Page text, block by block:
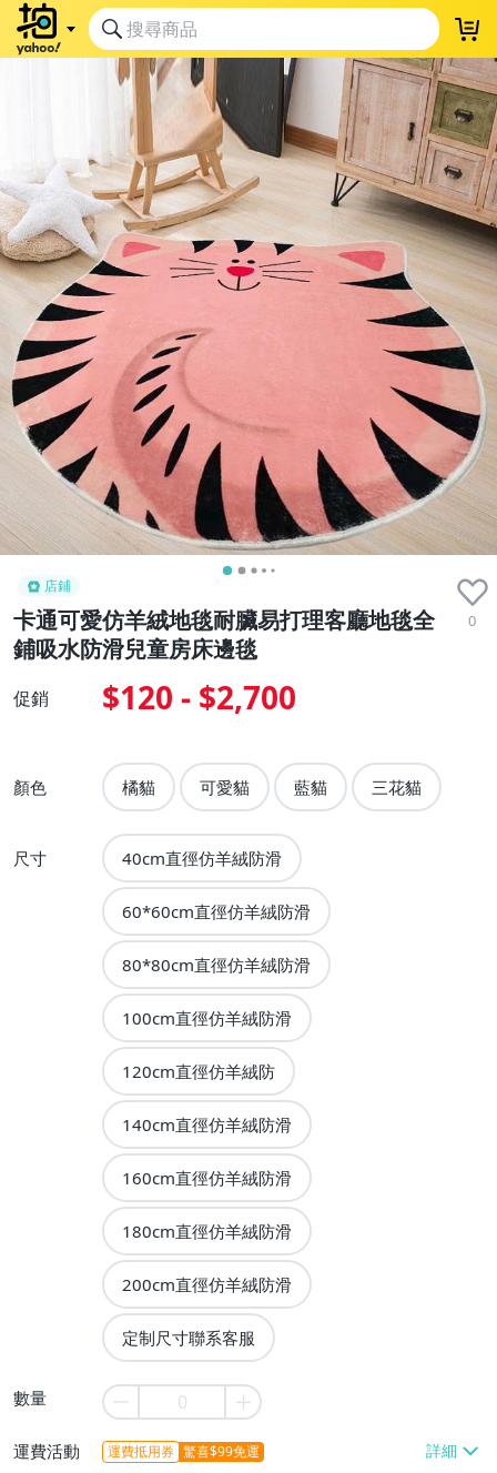
店鋪
卡通可愛仿羊絨地毯耐臟易打理客廳地毯全
鋪吸水防滑兒童房床邊毯
0
促銷 $120 - $2,700
顏色 橘貓 可愛貓 藍貓 三花貓
尺寸 40cm直徑仿羊絨防滑
60*60cm直徑仿羊絨防滑
80*80cm直徑仿羊絨防滑
100cm直徑仿羊絨防滑
120cm直徑仿羊絨防
140cm直徑仿羊絨防滑
160cm直徑仿羊絨防滑
180cm直徑仿羊絨防滑
200cm直徑仿羊絨防滑
定制尺寸聯系客服
數量
運費活動 運費抵用券 驚喜$99免運